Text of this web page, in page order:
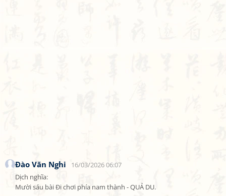
Đào Văn Nghi
16/03/2026 06:07
Dịch nghĩa:
Mười sáu bài Đi chơi phía nam thành - QUẢ DU.